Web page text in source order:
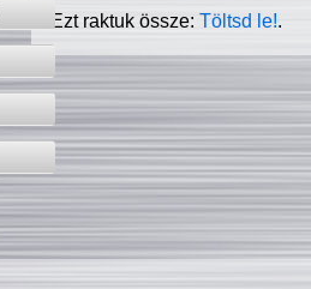
Ezt raktuk össze:Töltsd le!.